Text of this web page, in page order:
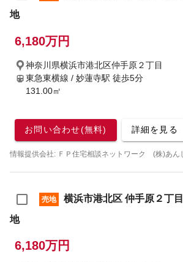
地
6,180万円
神奈川県横浜市港北区仲手原２丁目
東急東横線 / 妙蓮寺駅 徒歩5分
131.00㎡
お問い合わせ(無料) 詳細を見る
情報提供会社: ＦＰ住宅相談ネットワーク (株)あん
売地
横浜市港北区 仲手原２丁
地
6,180万円